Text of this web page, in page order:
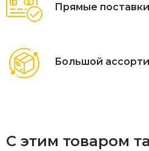
Прямые
Большой
С этим товаром